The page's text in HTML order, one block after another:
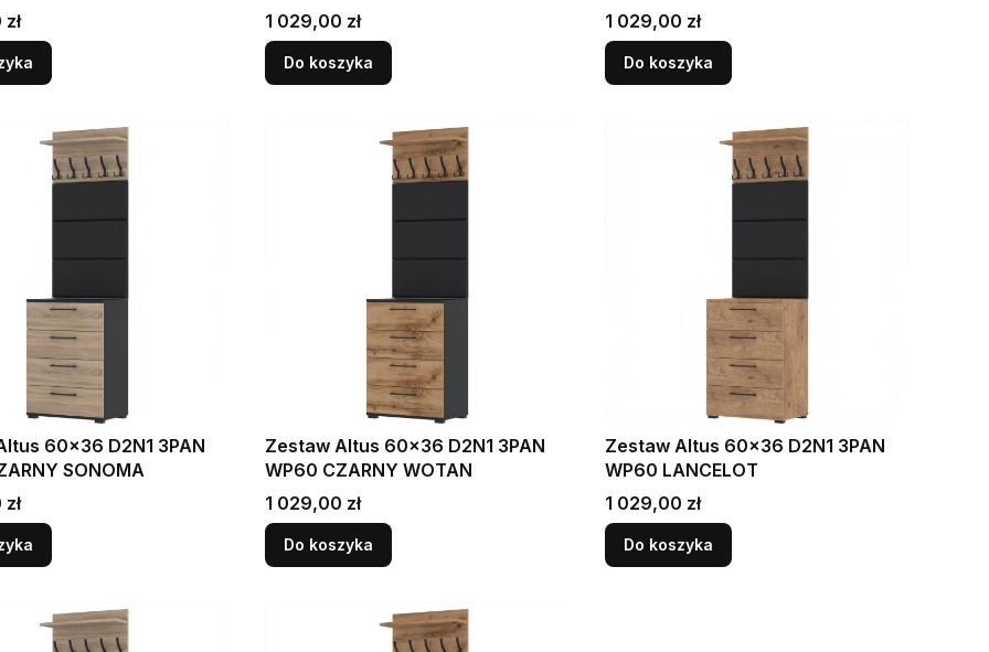
Cena
1 029,00 zł
Do koszyka
Cena
1 029,00 zł
Do koszyka
60x36 D2N1 3PAN
SONOMA
Zestaw Altus 60x36 D2N1 3PAN
WP60 CZARNY WOTAN
Cena
1 029,00 zł
Do koszyka
Zestaw Altus 60x36 D2N1 3PAN
WP60 LANCELOT
Cena
1 029,00 zł
Do koszyka